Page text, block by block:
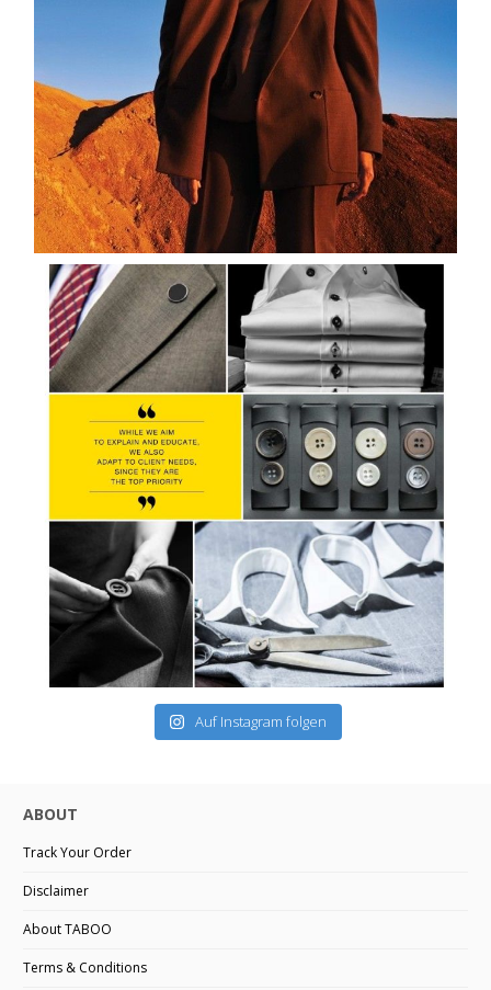
Auf Instagram folgen
ABOUT
Track Your Order
Disclaimer
About TABOO
Terms & Conditions